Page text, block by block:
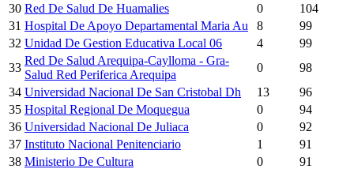
30 Red De Salud De Huamalies 0
104
31 Hospital De Apoyo Departamental Maria Au 8
99
32 Unidad De Gestion Educativa Local 06 4
99
33
Red De Salud Arequipa-Caylloma - Gra-
Salud Red Periferica Arequipa
0
98
34 Universidad Nacional De San Cristobal Dh 13
96
35 Hospital Regional De Moquegua 0
94
36 Universidad Nacional De Juliaca 0
92
37 Instituto Nacional Penitenciario 1
91
38 Ministerio De Cultura 0
91